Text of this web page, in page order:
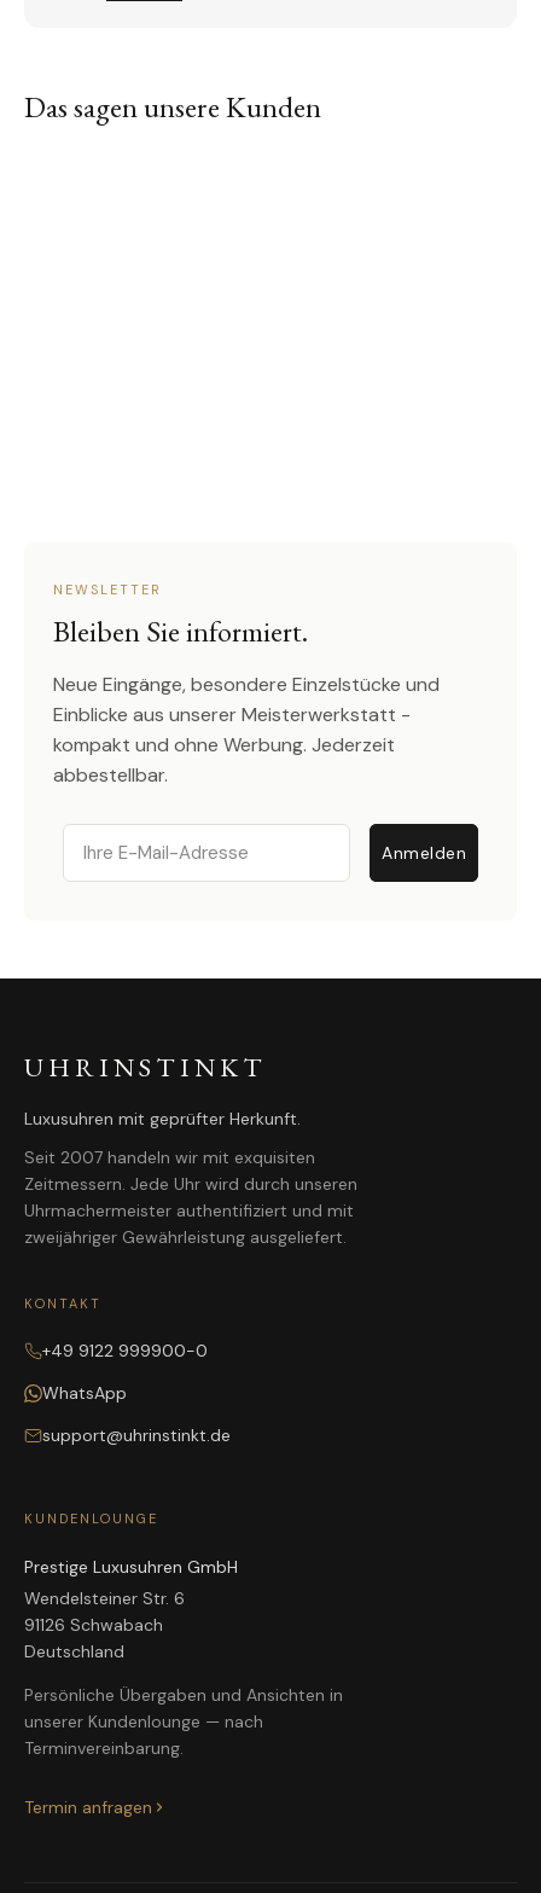
Das sagen unsere Kunden
NEWSLETTER
Bleiben Sie informiert.
Neue Eingänge, besondere Einzelstücke und
Einblicke aus unserer Meisterwerkstatt -
kompakt und ohne Werbung. Jederzeit
abbestellbar.
Email
Anmelden
UHRINSTINKT
Luxusuhren mit geprüfter Herkunft.
Seit 2007 handeln wir mit exquisiten
Zeitmessern. Jede Uhr wird durch unseren
Uhrmachermeister authentifiziert und mit
zweijähriger Gewährleistung ausgeliefert.
KONTAKT
+49 9122 999900-0
WhatsApp
support@uhrinstinkt.de
KUNDENLOUNGE
Prestige Luxusuhren GmbH
Wendelsteiner Str. 6
91126 Schwabach
Deutschland
Persönliche Übergaben und Ansichten in
unserer Kundenlounge — nach
Terminvereinbarung.
Termin anfragen